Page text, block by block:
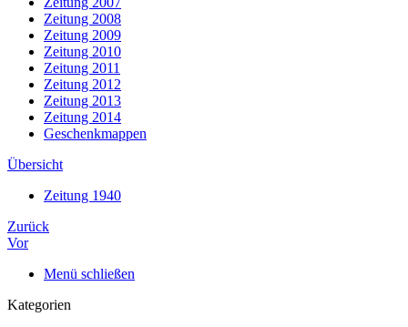
Zeitung 2008
Zeitung 2009
Zeitung 2010
Zeitung 2011
Zeitung 2012
Zeitung 2013
Zeitung 2014
Geschenkmappen
Übersicht
Zeitung 1940
Zurück
Vor
Menü schließen
Kategorien